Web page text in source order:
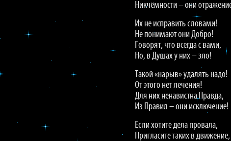
Никчёмности – они
Их не исправить словами!
Не понимают они Добро!
Говорят, что всегда с вами,
Но, в Душах у них – зло!
Такой «нарыв» удалять надо!
От этого нет лечения!
Для них ненавистна Правда,
Из Правил – они исключение!
Если хотите дела провала,
Пригласите таких в движение,